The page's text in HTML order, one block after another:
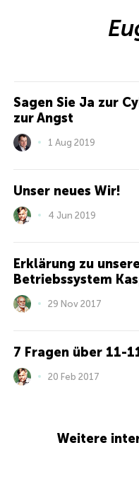
Sagen Sie Ja zur
zur Angst
1 Aug 2019
Unser neues Wir!
4 Jun 2019
Erklärung zu
Betriebssystem
29 Nov 2017
7 Fragen über 11-
20 Feb 2017
Weitere